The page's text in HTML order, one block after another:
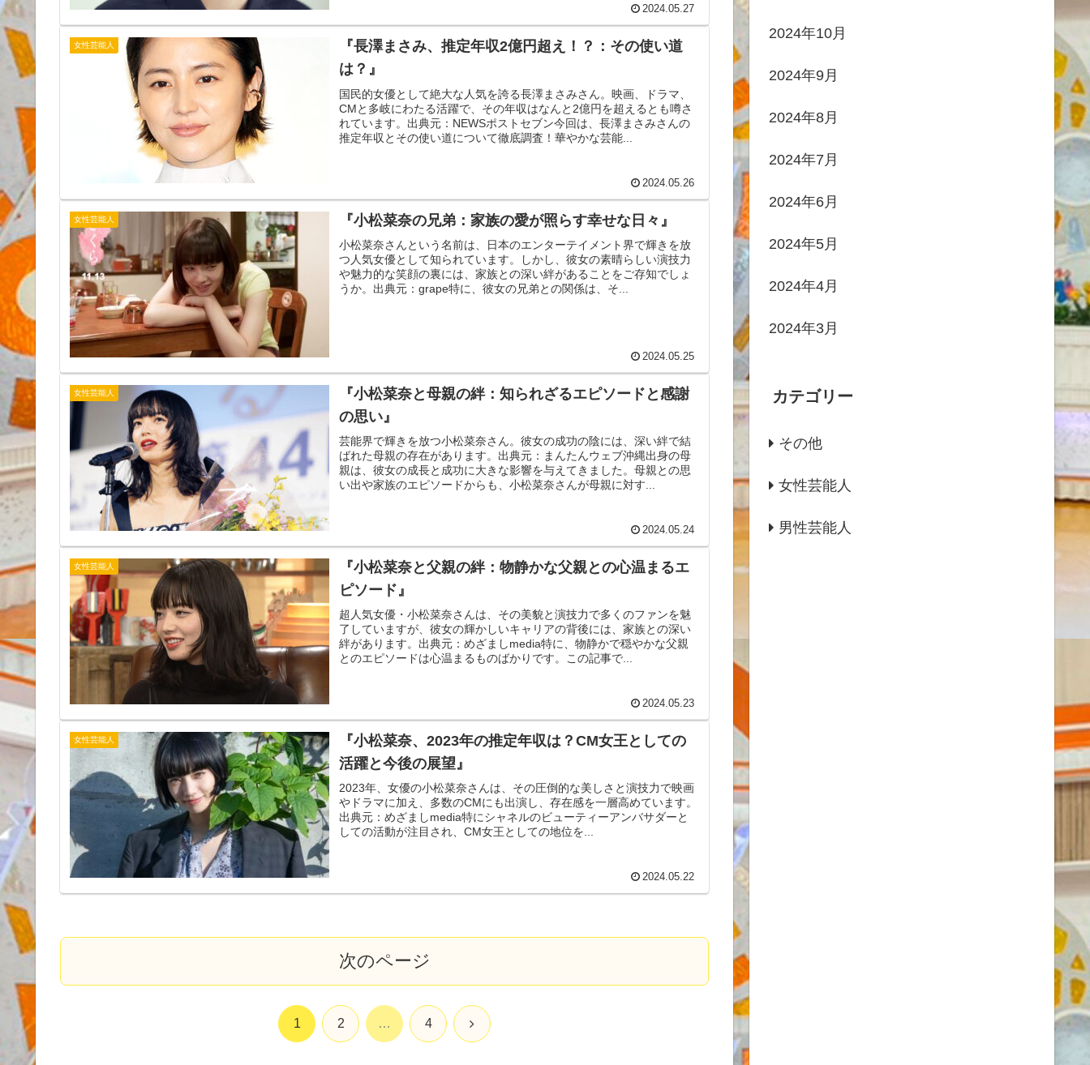
2024.05.27
女性芸能人
『長澤まさみ、推定年収2億円超え！？：その使い道
は？』
国民的女優として絶大な人気を誇る長澤まさみさん。映画、ドラマ、
CMと多岐にわたる活躍で、その年収はなんと2億円を超えるとも噂さ
れています。出典元：NEWSポストセブン今回は、長澤まさみさんの
推定年収とその使い道について徹底調査！華やかな芸能...
2024.05.26
女性芸能人 『小松菜奈の兄弟：家族の愛が照らす幸せな日々』
小松菜奈さんという名前は、日本のエンターテイメント界で輝きを放
つ人気女優として知られています。しかし、彼女の素晴らしい演技力
や魅力的な笑顔の裏には、家族との深い絆があることをご存知でしょ
うか。出典元：grape特に、彼女の兄弟との関係は、そ...
2024.05.25
女性芸能人
『小松菜奈と母親の絆：知られざるエピソードと感謝
の思い』
芸能界で輝きを放つ小松菜奈さん。彼女の成功の陰には、深い絆で結
ばれた母親の存在があります。出典元：まんたんウェブ沖縄出身の母
親は、彼女の成長と成功に大きな影響を与えてきました。母親との思
い出や家族のエピソードからも、小松菜奈さんが母親に対す...
2024.05.24
女性芸能人
『小松菜奈と父親の絆：物静かな父親との心温まるエ
ピソード』
超人気女優・小松菜奈さんは、その美貌と演技力で多くのファンを魅
了していますが、彼女の輝かしいキャリアの背後には、家族との深い
絆があります。出典元：めざましmedia特に、物静かで穏やかな父親
とのエピソードは心温まるものばかりです。この記事で...
2024.05.23
女性芸能人
『小松菜奈、2023年の推定年収は？CM女王としての
活躍と今後の展望』
2023年、女優の小松菜奈さんは、その圧倒的な美しさと演技力で映画
やドラマに加え、多数のCMにも出演し、存在感を一層高めています。
出典元：めざましmedia特にシャネルのビューティーアンバサダーと
しての活動が注目され、CM女王としての地位を...
2024.05.22
次のページ
1 2 … 4 次
2024年10月
2024年9月
2024年8月
2024年7月
2024年6月
2024年5月
2024年4月
2024年3月
カテゴリー
その他
女性芸能人
男性芸能人